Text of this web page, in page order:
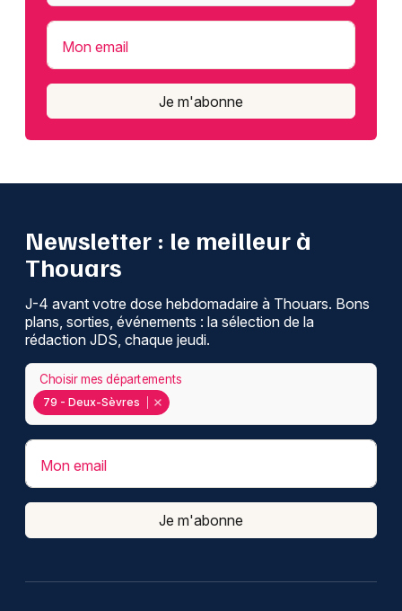
Mon email
Je m'abonne
Newsletter : le meilleur à
Thouars
J-4 avant votre dose hebdomadaire à Thouars. Bons
plans, sorties, événements : la sélection de la
rédaction JDS, chaque jeudi.
79 - Deux-Sèvres
Choisir mes départements
Mon email
Je m'abonne